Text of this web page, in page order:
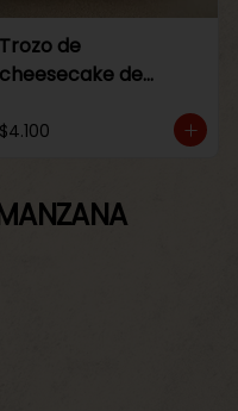
Trozo de
cheesecake de
$4.100